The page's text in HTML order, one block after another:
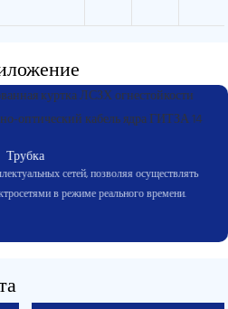
Трубка
сетей, позволяя осуществлять
в режиме реального времени.